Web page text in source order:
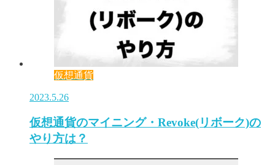
仮想通貨
2023.5.26
仮想通貨のマイニング・Revoke(リボーク)の
やり方は？